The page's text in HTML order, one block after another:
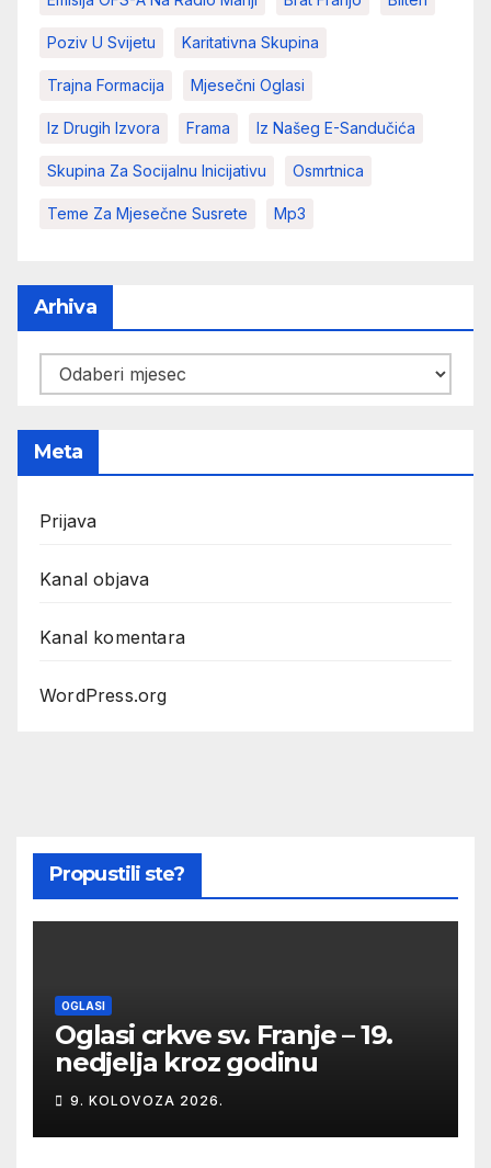
Poziv U Svijetu Karitativna Skupina
Trajna Formacija Mjesečni Oglasi
Iz Drugih Izvora Frama Iz Našeg E-Sandučića
Skupina Za Socijalnu Inicijativu Osmrtnica
Teme Za Mjesečne Susrete Mp3
Arhiva
Arhiva
Meta
Prijava
Kanal objava
Kanal komentara
WordPress.org
Propustili ste?
OGLASI
Oglasi crkve sv. Franje – 19.
nedjelja kroz godinu
9. KOLOVOZA 2026.